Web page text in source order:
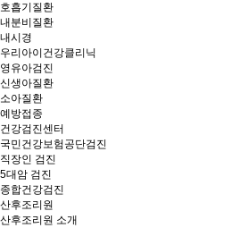
호흡기질환
내분비질환
내시경
우리아이건강클리닉
영유아검진
신생아질환
소아질환
예방접종
건강검진센터
국민건강보험공단검진
직장인 검진
5대암 검진
종합건강검진
산후조리원
산후조리원 소개